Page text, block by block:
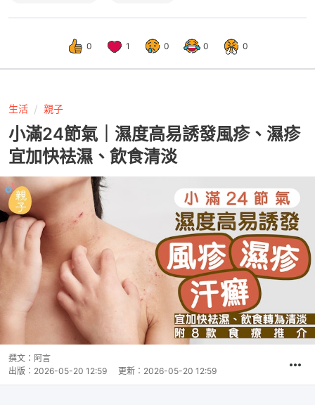
0 1 0 0 0
生活 親子
小滿24節氣｜濕度高易誘發風疹、濕疹
宜加快袪濕、飲食清淡
撰文： 阿言
出版： 2026-05-20 12:59 更新： 2026-05-20 12:59